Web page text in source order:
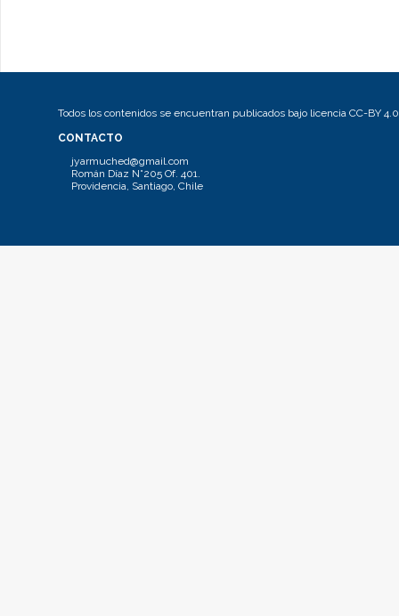
Todos los contenidos se encuentran publicados bajo licencia CC-BY 4.0
CONTACTO
jyarmuched@gmail.com
Román Díaz N°205 Of. 401.
Providencia, Santiago, Chile